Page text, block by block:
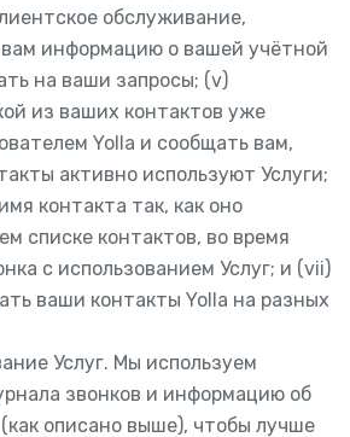
обслуживание,
информацию о вашей учётной
на ваши запросы; (v)
из ваших контактов уже
Yolla и сообщать вам,
активно используют Услуги;
контакта так, как оно
списке контактов, во время
с использованием Услуг; и (vii)
ваши контакты Yolla на разных
Услуг. Мы используем
звонков и информацию об
описано выше), чтобы лучше